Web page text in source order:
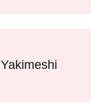
Yakimeshi